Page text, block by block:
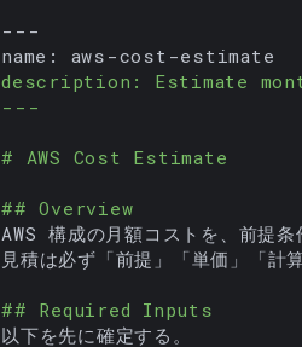
---
description: Estimate
---
# AWS Cost Estimate
## Overview
AWS 構成の月額コストを、前提
見積は必ず「前提」「単価」「計
## Required Inputs